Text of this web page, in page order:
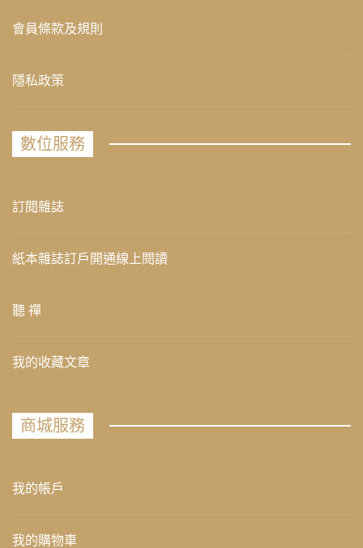
會員條款及規則
隱私政策
數位服務
訂閱雜誌
紙本雜誌訂戶開通線上閱讀
聽 禪
我的收藏文章
商城服務
我的帳戶
我的購物車